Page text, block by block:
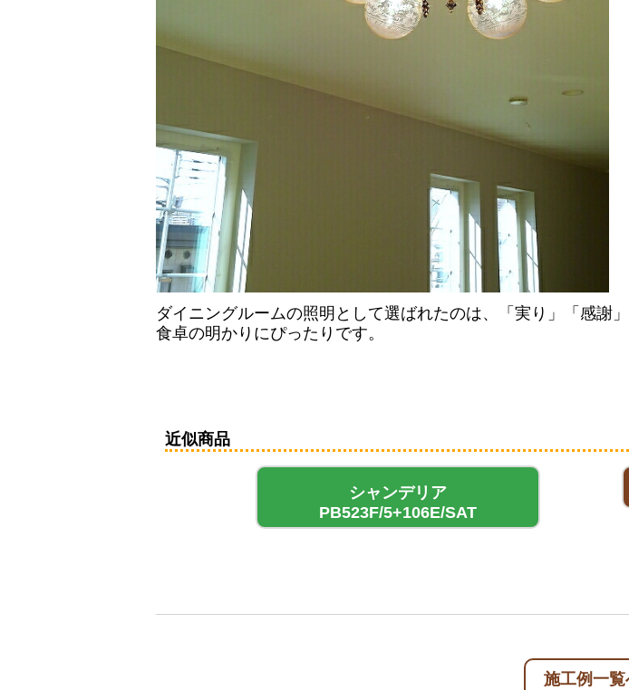
ダイニングルームの照明として選ばれたのは、「実り」「感謝
食卓の明かりにぴったりです。
近似商品
シャンデリア
PB523F/5+106E/SAT
施工例一覧